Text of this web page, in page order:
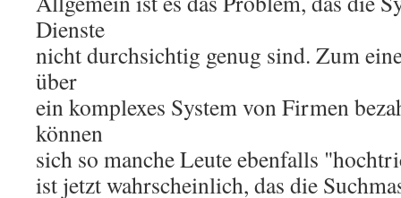
Dienste
nicht durchsichtig genug sind. Zum
über
ein komplexes System von Firmen
können
sich so manche Leute ebenfalls
ist jetzt wahrscheinlich, das die